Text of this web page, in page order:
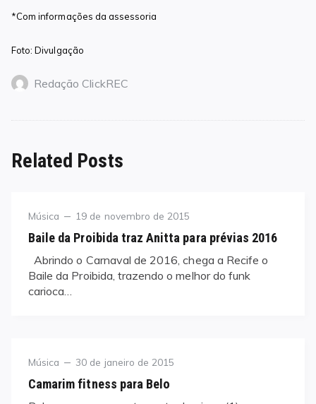
*Com informações da assessoria
Foto: Divulgação
Redação ClickREC
Related Posts
Category
Música
Posted
19 de novembro de 2015
Baile da Proibida traz Anitta para prévias 2016
Abrindo o Carnaval de 2016, chega a Recife o
Baile da Proibida, trazendo o melhor do funk
carioca…
Category
Música
Posted
30 de janeiro de 2015
Camarim fitness para Belo